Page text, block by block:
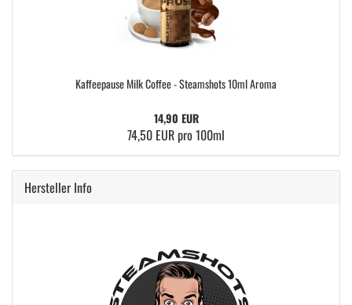
Kaffeepause Milk Coffee - Steamshots 10ml Aroma
14,90 EUR
74,50 EUR pro 100ml
Hersteller Info